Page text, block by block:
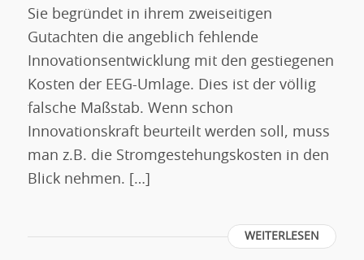
Sie begründet in ihrem zweiseitigen
Gutachten die angeblich fehlende
Innovationsentwicklung mit den gestiegenen
Kosten der EEG-Umlage. Dies ist der völlig
falsche Maßstab. Wenn schon
Innovationskraft beurteilt werden soll, muss
man z.B. die Stromgestehungskosten in den
Blick nehmen. […]
WEITERLESEN